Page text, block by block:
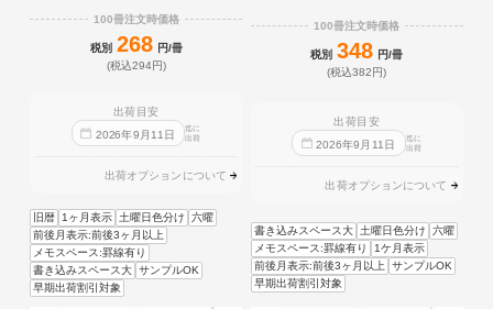
100冊注文時価格
税別 268 円/冊
(税込294円)
出荷目安
2026年9 月 11 日
迄に
出荷
出荷オプションについて
旧暦 1ヶ月表示 土曜日色分け
六曜
前後月表示:前後3ヶ月以上
メモスペース:罫線有り
書き込みスペース大 サンプルOK
早期出荷割引対象
100冊注文時価格
税別 348 円/冊
(税込382円)
出荷目安
2026年9 月 11 日
迄に
出荷
出荷オプションについて
書き込みスペース大 土曜日色分け
六曜
メモスペース:罫線有り
1ケ月表示
前後月表示:前後3ヶ月以上 サンプルOK
早期出荷割引対象